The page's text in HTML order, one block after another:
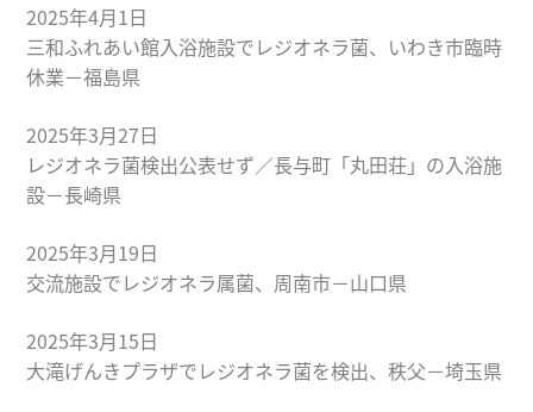
2025年4月1日
三和ふれあい館入浴施設でレジオネラ菌、いわき市臨時
休業－福島県
2025年3月27日
レジオネラ菌検出公表せず／長与町「丸田荘」の入浴施
設－長崎県
2025年3月19日
交流施設でレジオネラ属菌、周南市－山口県
2025年3月15日
大滝げんきプラザでレジオネラ菌を検出、秩父－埼玉県